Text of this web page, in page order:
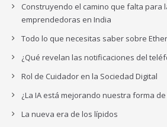
Construyendo el camino que falta para
emprendedoras en India
Todo lo que necesitas saber sobre
¿Qué revelan las notificaciones del
Rol de Cuidador en la Sociedad Digital
¿La IA está mejorando nuestra forma
La nueva era de los lípidos